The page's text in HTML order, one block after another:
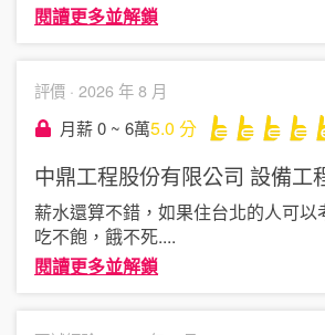
閱讀更多並解鎖
評價 · 2026 年 8 月
月薪 0 ~ 6萬5.0 分
中鼎工程股份有限公司 設備工
薪水還算不錯，如果住台北的人可以
吃不飽，餓不死....
閱讀更多並解鎖